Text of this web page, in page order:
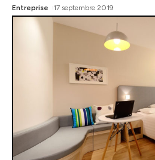
Entreprise 17 septembre 2019